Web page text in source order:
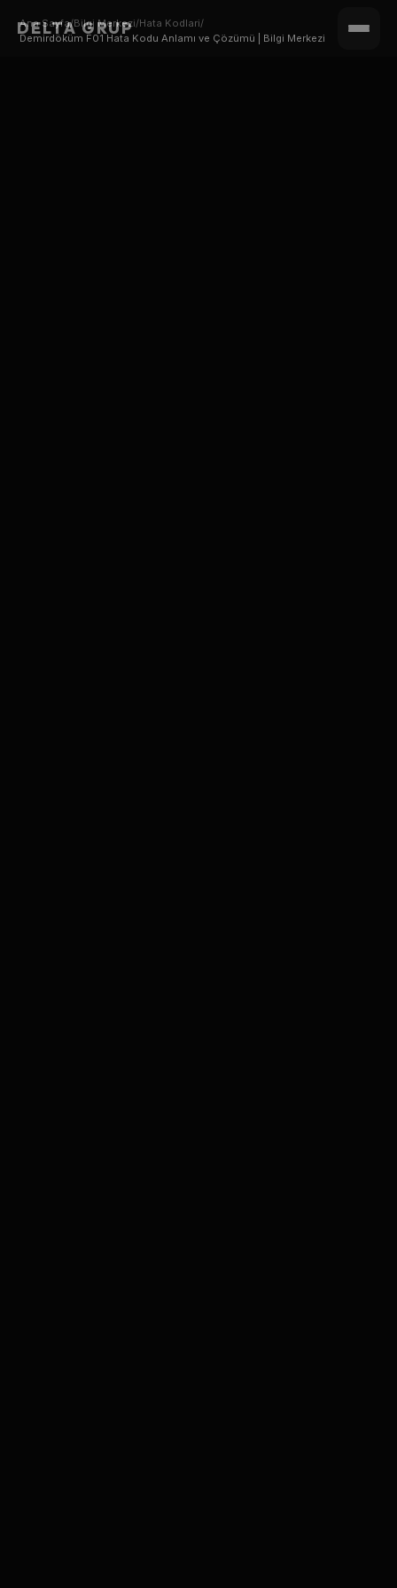
DELTA GRUP
Ana Sayfa/Bilgi Merkezi/Hata Kodlari/
Demirdöküm F01 Hata Kodu Anlamı ve Çözümü | Bilgi Merkezi